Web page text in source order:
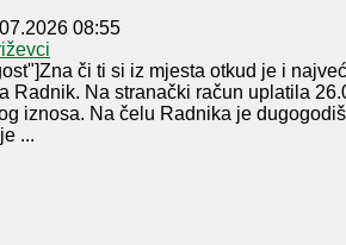
08:55
či ti si iz mjesta otkud je i
Radnik. Na stranački račun uplatila
iznosa. Na čelu Radnika je
...